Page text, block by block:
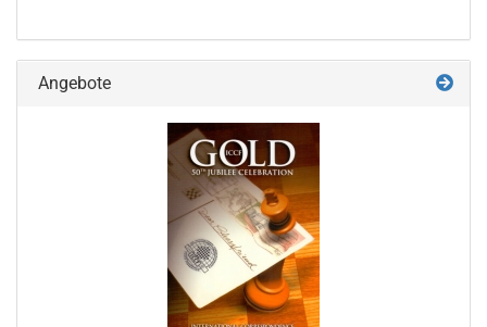
Angebote